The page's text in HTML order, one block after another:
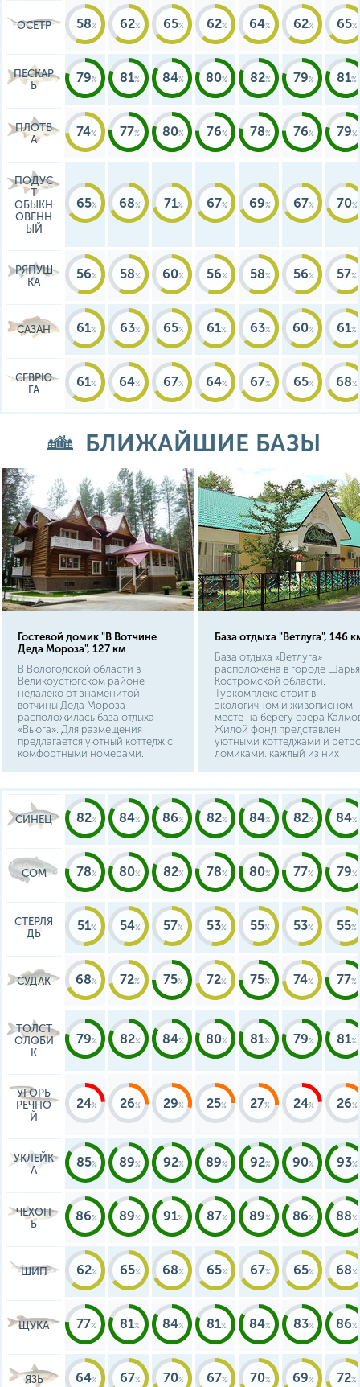
ОСЕТР 58 62 65 62 64 62 65
ПЕСКАР
Ь
79 81 84 80 82 79 81
ПЛОТВ
А
74 77 80 76 78 76 79
ПОДУС
Т
ОБЫКН
ОВЕНН
ЫЙ
65 68 71 67 69 67 70
РЯПУШ
КА
56 58 60 56 58 56 57
САЗАН 61 63 65 61 63 60 61
СЕВРЮ
ГА
61 64 67 64 67 65 68
БЛИЖАЙШИЕ БАЗЫ
Гостевой домик "В Вотчине
Деда Мороза", 127 км
В Вологодской области в
Великоустюгском районе
недалеко от знаменитой
вотчины Деда Мороза
расположилась база отдыха
«Вьюга». Для размещения
предлагается уютный коттедж с
комфортными номерами.
База отдыха "Ветлуга", 146
База отдыха «Ветлуга»
расположена в городе Шарья
Костромской области.
Туркомплекс стоит в
экологичном и живописном
месте на берегу озера
Жилой фонд представлен
уютными коттеджами и
домиками, каждый из них
СИНЕЦ 82 84 86 82 84 82 84
СОМ 78 80 82 78 80 77 79
СТЕРЛЯ
ДЬ
51 54 57 53 55 53 55
СУДАК 68 72 75 72 75 74 77
ТОЛСТ
ОЛОБИ
К
79 82 84 80 81 79 81
УГОРЬ
РЕЧНО
Й
24 26 29 25 27 24 26
УКЛЕЙК
А
85 89 92 89 92 90 93
ЧЕХОН
Ь
86 89 91 87 89 86 88
ШИП 62 65 68 65 67 65 68
ЩУКА 77 81 84 81 84 83 86
ЯЗЬ 64 67 70 67 70 69 72